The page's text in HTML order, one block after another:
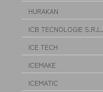
HURAKAN
ICB TECNOLOGIE S.R.L.
ICE TECH
ICEMAKE
ICEMATIC